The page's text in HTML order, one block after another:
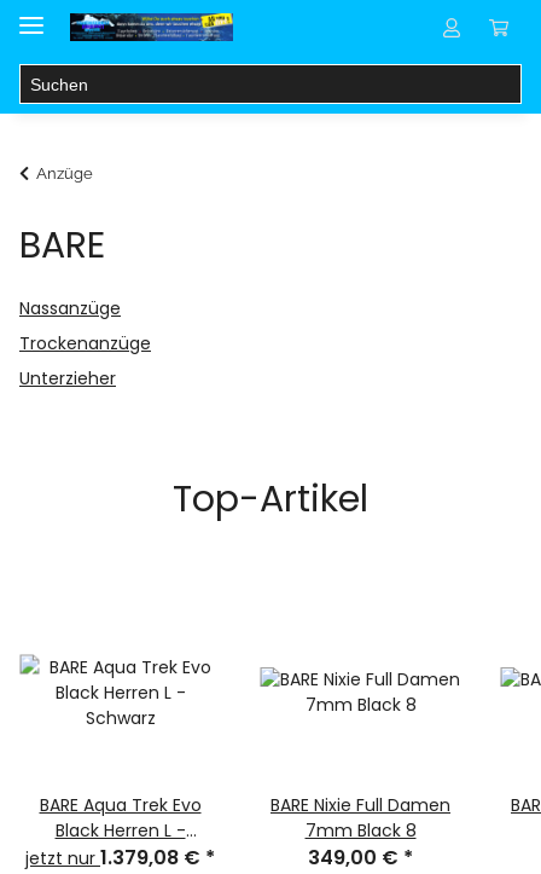
Anzüge
BARE
Nassanzüge
Trockenanzüge
Unterzieher
Top-Artikel
BARE Aqua Trek Evo
Black Herren L -
Schwarz
jetzt nur 1.379,08 € *
BARE Nixie Full Damen
7mm Black 8
349,00 € *